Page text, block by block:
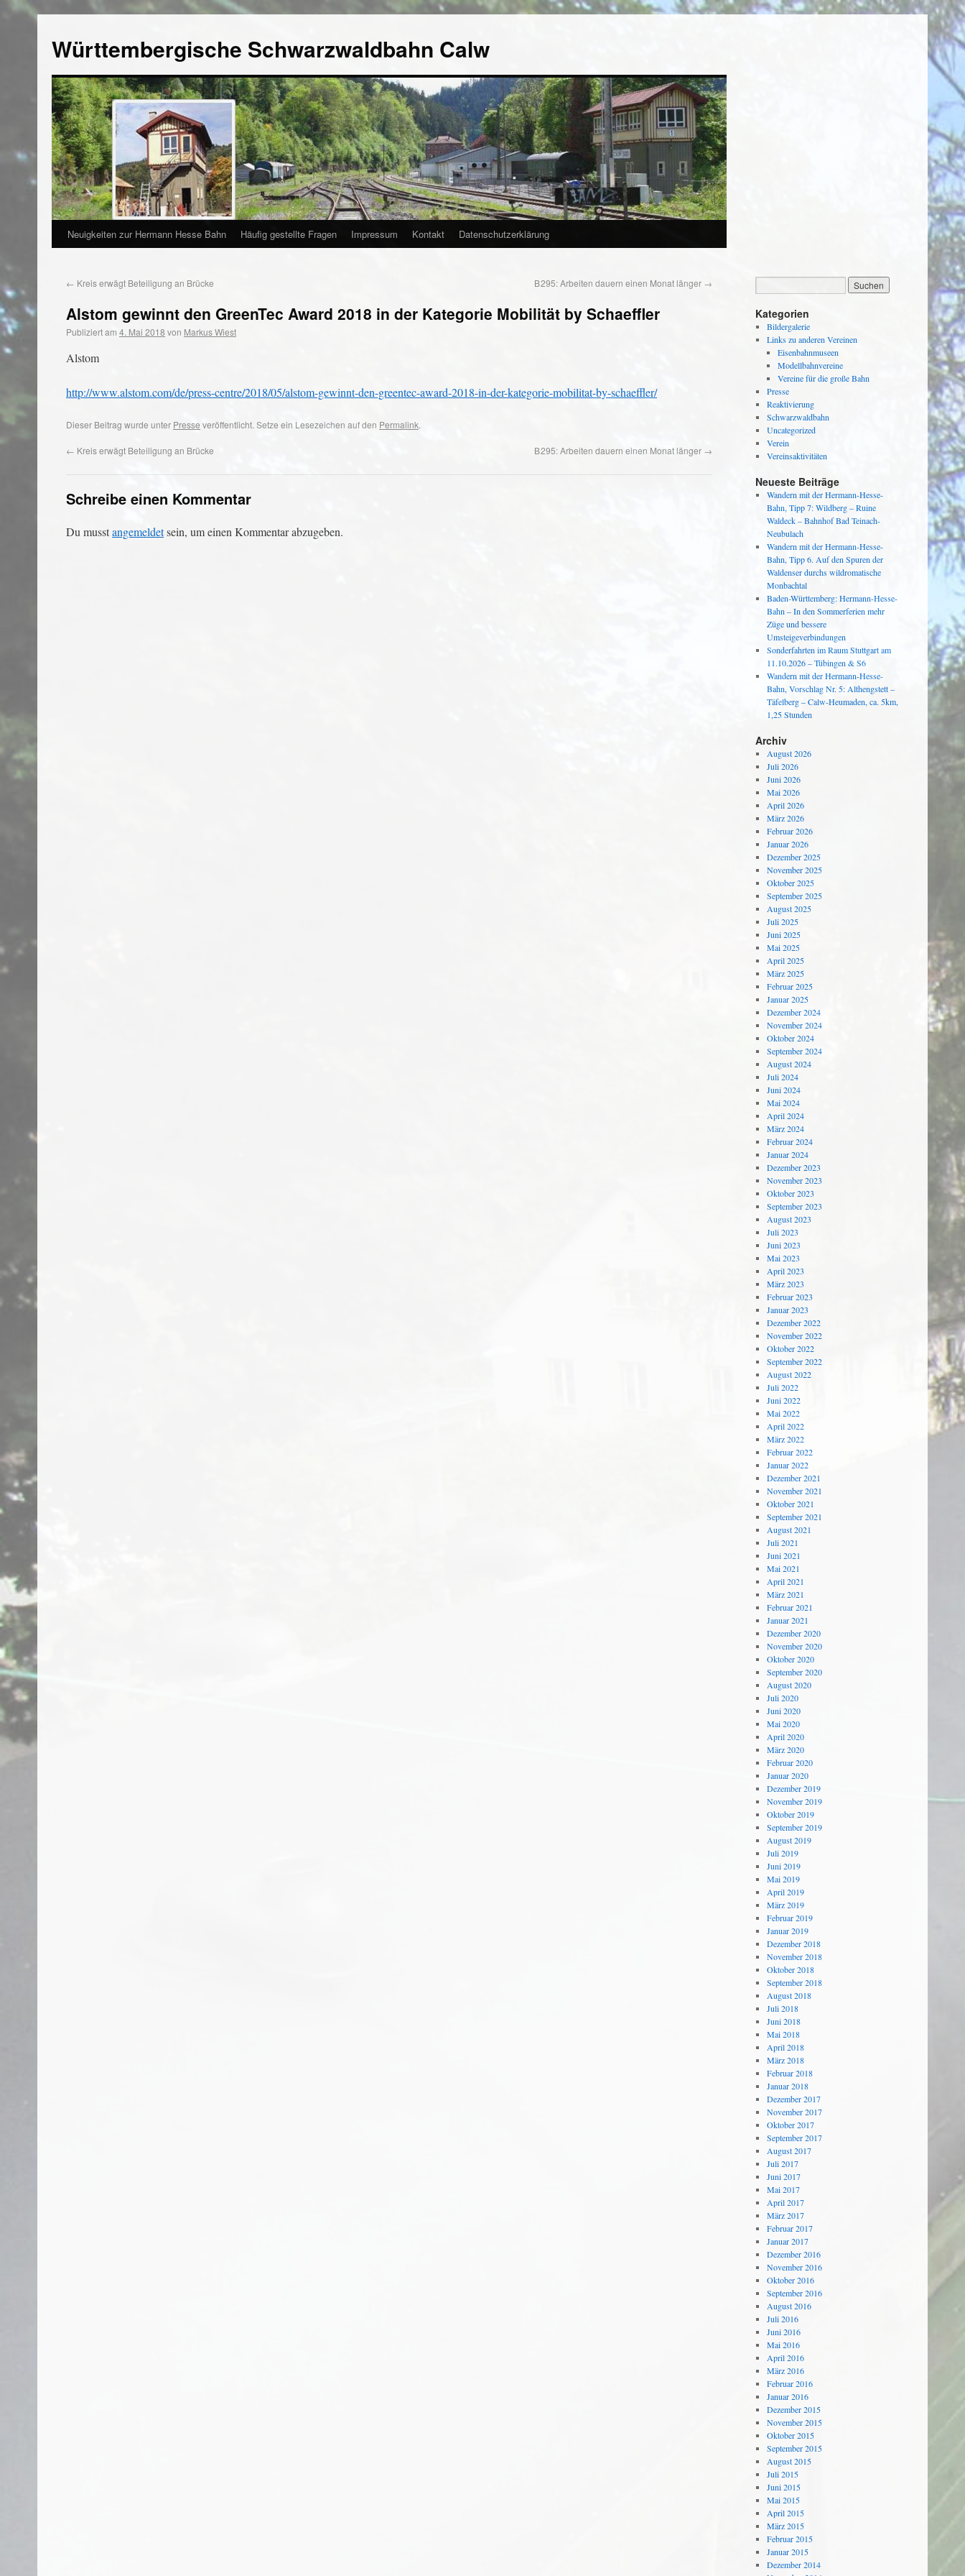
Württembergische Schwarzwaldbahn Calw
Neuigkeiten zur Hermann Hesse Bahn Häufig gestellte Fragen Impressum Kontakt Datenschutzerklärung
← Kreis erwägt Beteiligung an Brücke B 295: Arbeiten dauern einen Monat länger →
Alstom gewinnt den GreenTec Award 2018 in der Kategorie Mobilität by Schaeffler
Publiziert am 4. Mai 2018 von Markus Wiest
Alstom
http://www.alstom.com/de/press-centre/2018/05/alstom-gewinnt-den-greentec-award-2018-in-der-kategorie-mobilitat-by-schaeffler/
Dieser Beitrag wurde unter Presse veröffentlicht. Setze ein Lesezeichen auf den Permalink.
← Kreis erwägt Beteiligung an Brücke B 295: Arbeiten dauern einen Monat länger →
Schreibe einen Kommentar
Du musstangemeldetsein, um einen Kommentar abzugeben.
Kategorien
Bildergalerie
Links zu anderen Vereinen
Eisenbahnmuseen
Modellbahnvereine
Vereine für die große Bahn
Presse
Reaktivierung
Schwarzwaldbahn
Uncategorized
Verein
Vereinsaktivitäten
Neueste Beiträge
Wandern mit der Hermann-Hesse-
Bahn, Tipp 7: Wildberg – Ruine
Waldeck – Bahnhof Bad Teinach-
Neubulach
Wandern mit der Hermann-Hesse-
Bahn, Tipp 6. Auf den Spuren der
Waldenser durchs wildromatische
Monbachtal
Baden-Württemberg: Hermann-Hesse-
Bahn – In den Sommerferien mehr
Züge und bessere
Umsteigeverbindungen
Sonderfahrten im Raum Stuttgart am
11.10.2026 – Tübingen & S6
Wandern mit der Hermann-Hesse-
Bahn, Vorschlag Nr. 5: Althengstett –
Täfelberg – Calw-Heumaden, ca. 5km,
1,25 Stunden
Archiv
August 2026
Juli 2026
Juni 2026
Mai 2026
April 2026
März 2026
Februar 2026
Januar 2026
Dezember 2025
November 2025
Oktober 2025
September 2025
August 2025
Juli 2025
Juni 2025
Mai 2025
April 2025
März 2025
Februar 2025
Januar 2025
Dezember 2024
November 2024
Oktober 2024
September 2024
August 2024
Juli 2024
Juni 2024
Mai 2024
April 2024
März 2024
Februar 2024
Januar 2024
Dezember 2023
November 2023
Oktober 2023
September 2023
August 2023
Juli 2023
Juni 2023
Mai 2023
April 2023
März 2023
Februar 2023
Januar 2023
Dezember 2022
November 2022
Oktober 2022
September 2022
August 2022
Juli 2022
Juni 2022
Mai 2022
April 2022
März 2022
Februar 2022
Januar 2022
Dezember 2021
November 2021
Oktober 2021
September 2021
August 2021
Juli 2021
Juni 2021
Mai 2021
April 2021
März 2021
Februar 2021
Januar 2021
Dezember 2020
November 2020
Oktober 2020
September 2020
August 2020
Juli 2020
Juni 2020
Mai 2020
April 2020
März 2020
Februar 2020
Januar 2020
Dezember 2019
November 2019
Oktober 2019
September 2019
August 2019
Juli 2019
Juni 2019
Mai 2019
April 2019
März 2019
Februar 2019
Januar 2019
Dezember 2018
November 2018
Oktober 2018
September 2018
August 2018
Juli 2018
Juni 2018
Mai 2018
April 2018
März 2018
Februar 2018
Januar 2018
Dezember 2017
November 2017
Oktober 2017
September 2017
August 2017
Juli 2017
Juni 2017
Mai 2017
April 2017
März 2017
Februar 2017
Januar 2017
Dezember 2016
November 2016
Oktober 2016
September 2016
August 2016
Juli 2016
Juni 2016
Mai 2016
April 2016
März 2016
Februar 2016
Januar 2016
Dezember 2015
November 2015
Oktober 2015
September 2015
August 2015
Juli 2015
Juni 2015
Mai 2015
April 2015
März 2015
Februar 2015
Januar 2015
Dezember 2014